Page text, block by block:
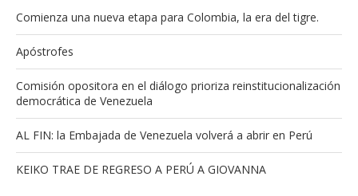
Comienza una nueva etapa para Colombia, la era del tigre.
Apóstrofes
Comisión opositora en el diálogo prioriza reinstitucionalización
democrática de Venezuela
AL FIN: la Embajada de Venezuela volverá a abrir en Perú
KEIKO TRAE DE REGRESO A PERÚ A GIOVANNA